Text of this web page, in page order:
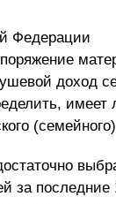
Федерации
доход
имеет
за